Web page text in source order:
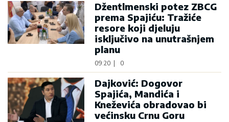
Džentlmenski potez ZBCG
prema Spajiću: Tražiće
resore koji djeluju
isključivo na unutrašnjem
planu
09:20 0
Dajković: Dogovor
Spajića, Mandića i
Kneževića obradovao bi
većinsku Crnu Goru